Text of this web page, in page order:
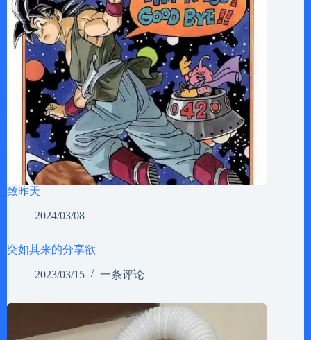
致昨天
2024/03/08
突如其来的分享欲
2023/03/15 一条评论